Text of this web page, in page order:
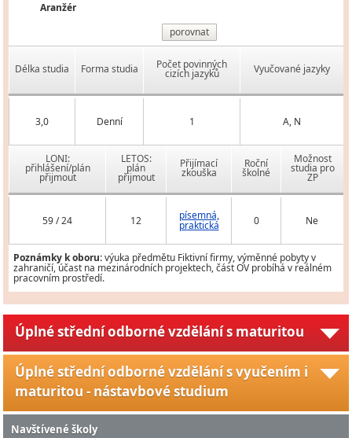
Aranžér
porovnat
Délka studia Forma studia Počet povinných
cizích jazyků Vyučované jazyky
3,0 Denní 1 A, N
LONI:
přihlášení/plán
přijmout
LETOS:
plán
přijmout
Přijímací
zkouška
Roční
školné
Možnost
studia pro
ZP
59 / 24 12 písemná,
praktická 0 Ne
Poznámky k oboru:výuka předmětu Fiktivní firmy, výměnné pobyty v
zahraničí, účast na mezinárodních projektech, část OV probíhá v reálném
pracovním prostředí.
Úplné střední odborné vzdělání s maturitou
Úplné střední odborné vzdělání s vyučením i
maturitou - nástavbové studium
Navštívené školy